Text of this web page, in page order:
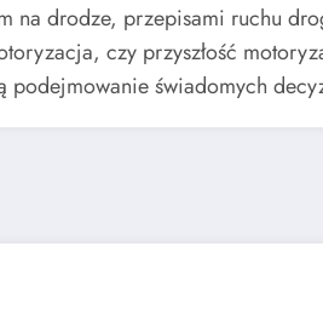
na drodze, przepisami ruchu
czy przyszłość
podejmowanie świadomych